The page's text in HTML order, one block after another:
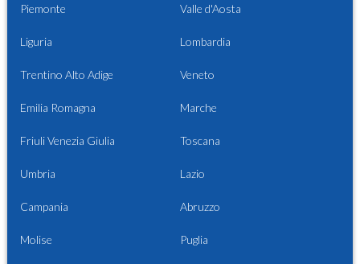
Piemonte Valle d'Aosta
Liguria Lombardia
Trentino Alto Adige Veneto
Emilia Romagna Marche
Friuli Venezia Giulia Toscana
Umbria Lazio
Campania Abruzzo
Molise Puglia